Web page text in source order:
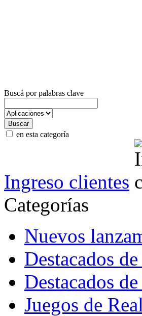
Buscá por palabras clave
en esta categoría
Ingreso clientes
Categorías
Nuevos
Destacados
Destacados
Juegos de